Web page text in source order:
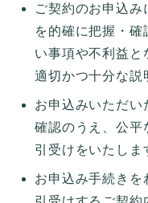
ご契約のお申込み
を的確に把握・確
い事項や不利益と
適切かつ十分な説
お申込みいただい
確認のうえ、公平
引受けをいたしま
お申込み手続きを